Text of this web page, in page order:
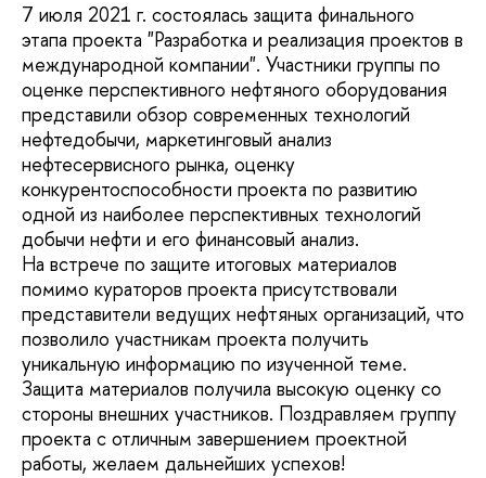
7 июля 2021 г. состоялась защита финального
этапа проекта "Разработка и реализация проектов в
международной компании". Участники группы по
оценке перспективного нефтяного оборудования
представили обзор современных технологий
нефтедобычи, маркетинговый анализ
нефтесервисного рынка, оценку
конкурентоспособности проекта по развитию
одной из наиболее перспективных технологий
добычи нефти и его финансовый анализ.
На встрече по защите итоговых материалов
помимо кураторов проекта присутствовали
представители ведущих нефтяных организаций, что
позволило участникам проекта получить
уникальную информацию по изученной теме.
Защита материалов получила высокую оценку со
стороны внешних участников. Поздравляем группу
проекта с отличным завершением проектной
работы, желаем дальнейших успехов!